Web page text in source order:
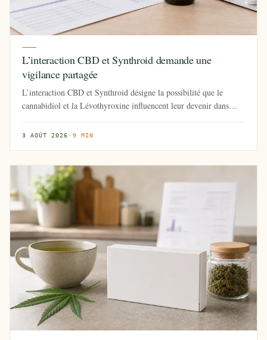
L’interaction CBD et Synthroid demande une
vigilance partagée
L’interaction CBD et Synthroid désigne la possibilité que le
cannabidiol et la Lévothyroxine influencent leur devenir dans
3 AOÛT 2026 · 9 MIN